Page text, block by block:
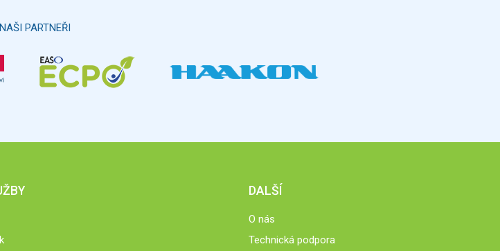
NAŠI PARTNEŘI
DALŠÍ
O nás
Technická podpora